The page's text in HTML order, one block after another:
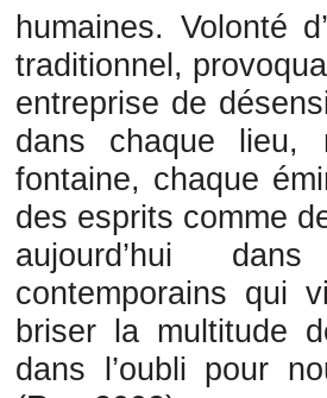
humaines. Volonté
traditionnel,
entreprise de
dans chaque lieu,
fontaine, chaque
des esprits comme
aujourd’hui
contemporains qui
briser la multitude
dans l’oubli pour